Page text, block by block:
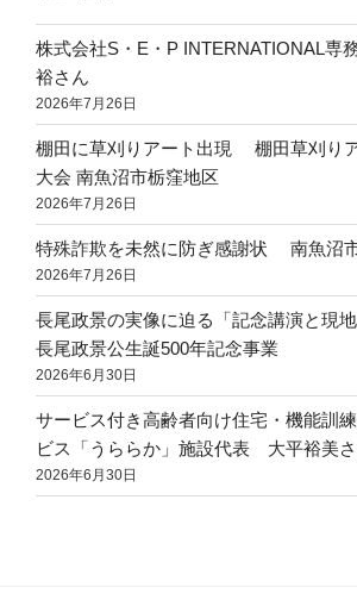
株式会社S・E・P INTERNATIONAL
裕さん
2026年7月26日
棚田に草刈りアート出現 棚田草刈り
大会 南魚沼市栃窪地区
2026年7月26日
特殊詐欺を未然に防ぎ感謝状 南魚沼
2026年7月26日
長尾政景の実像に迫る「記念講演と現
長尾政景公生誕500年記念事業
2026年6月30日
サービス付き高齢者向け住宅・機能訓
ビス「うららか」施設代表 大平裕美
2026年6月30日